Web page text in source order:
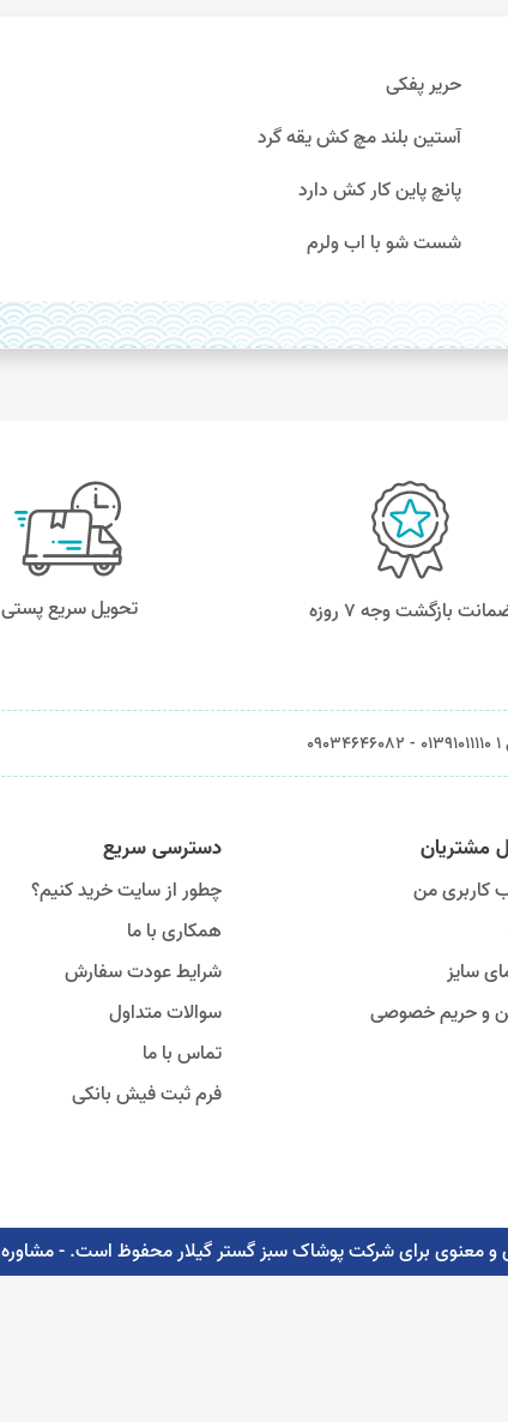
حریر پفکی
آستین بلند مچ کش یقه گرد
پانچ پاین کار کش دارد
شست شو با اب ولرم
بازگشت وجه ۷ روزه تحویل سریع پستی
مشتریان
کاربری من
سایز
و حریم خصوصی
دسترسی سریع
چطور از سایت خرید کنیم؟
همکاری با ما
شرایط عودت سفارش
سوالات متداول
تماس با ما
فرم ثبت فیش بانکی